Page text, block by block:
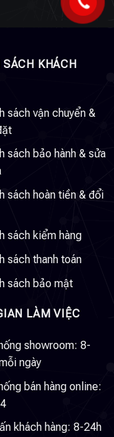
KHÁCH
sách vận chuyển &
sách bảo hành & sửa
sách hoàn tiền & đổi
sách kiểm hàng
sách thanh toán
sách bảo mật
LÀM VIỆC
showroom: 8-
ngày
bán hàng online:
khách hàng: 8-24h